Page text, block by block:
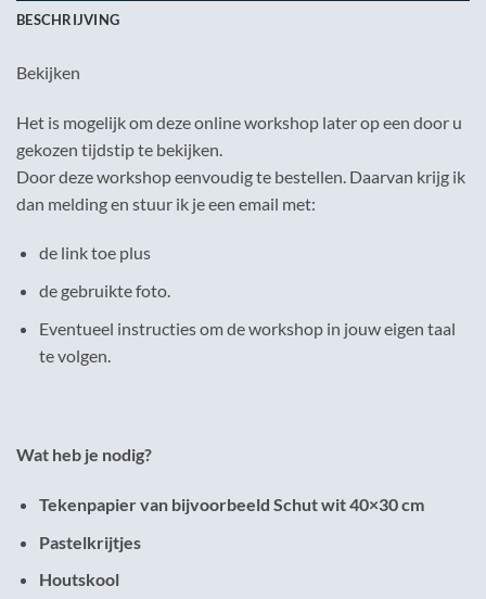
BESCHRIJVING
Bekijken
Het is mogelijk om deze online workshop later op een door u
gekozen tijdstip te bekijken.
Door deze workshop eenvoudig te bestellen. Daarvan krijg ik
dan melding en stuur ik je een email met:
de link toe plus
de gebruikte foto.
Eventueel instructies om de workshop in jouw eigen taal
te volgen.
Wat heb je nodig?
Tekenpapier van bijvoorbeeld Schut wit 40×30 cm
Pastelkrijtjes
Houtskool